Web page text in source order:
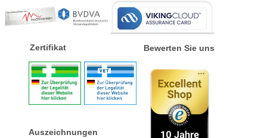
Zertifikat
Auszeichnungen
Bewerten Sie uns